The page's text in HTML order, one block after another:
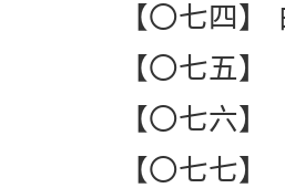
【〇七四
【〇七五
【〇七六
【〇七七